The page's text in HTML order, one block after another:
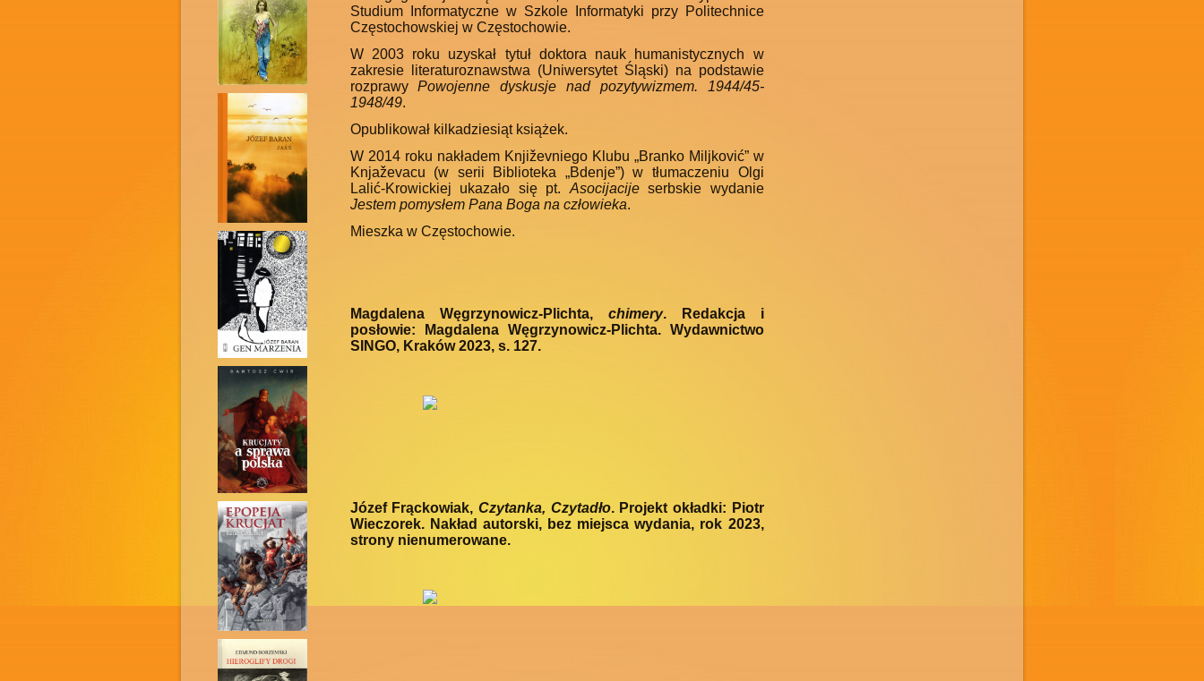
Studium Informatyczne w Szkole Informatyki przy Politechnice
Częstochowskiej w Częstochowie.
W 2003 roku uzyskał tytuł doktora nauk humanistycznych w
zakresie literaturoznawstwa (Uniwersytet Śląski) na podstawie
rozprawyPowojenne dyskusje nad pozytywizmem. 1944/45-
1948/49.
Opublikował kilkadziesiąt książek.
W 2014 roku nakładem Književniego Klubu „Branko Miljković” w
Knjaževacu (w serii Biblioteka „Bdenje”) w tłumaczeniu Olgi
Lalić-Krowickiej ukazało się pt. Asocijacijeserbskie wydanie
Jestem pomysłem Pana Boga na człowieka.
Mieszka w Częstochowie.
Magdalena Węgrzynowicz-Plichta, chimery. Redakcja i
posłowie: Magdalena Węgrzynowicz-Plichta. Wydawnictwo
SINGO, Kraków 2023, s. 127.
Józef Frąckowiak, Czytanka, Czytadło. Projekt okładki: Piotr
Wieczorek. Nakład autorski, bez miejsca wydania, rok 2023,
strony nienumerowane.